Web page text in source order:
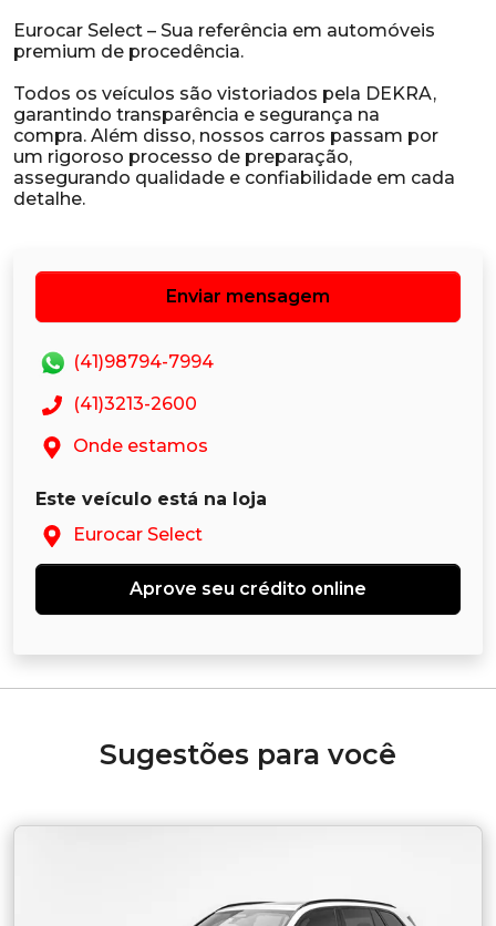
Eurocar Select – Sua referência em automóveis
premium de procedência.
Todos os veículos são vistoriados pela DEKRA,
garantindo transparência e segurança na
compra. Além disso, nossos carros passam por
um rigoroso processo de preparação,
assegurando qualidade e confiabilidade em cada
Enviar mensagem
(41)98794-7994
(41)3213-2600
Onde estamos
Este veículo está na loja
Eurocar Select
Aprove seu crédito online
Sugestões para você